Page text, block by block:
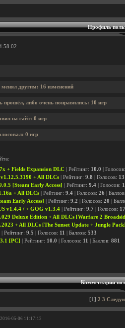
Профиль
другим: 16 изменений
прошёл, либо очень понравились: 10 игр
на сайт: 0 игр
0 игр
+ Fields Expansion DLC | Рейтинг: 10.0 | Голосов:
+ All DLCs | Рейтинг: 9.8 | Голосов:
[Steam Early Access] | Рейтинг: 9.4 | Голосов:
+ All DLCs | Рейтинг: 9.4 | Голосов: 26 | Баллов:
Early Access] | Рейтинг: 9.2 | Голосов: 20 |
v1.4.4 / + GOG v1.3.4 | Рейтинг: 9.7 | Голосов:
Deluxe Edition + All DLCs [Warfare 2
+ All DLCs [The Sunset Update + Jungle Pack]
| Рейтинг: 9.5 | Голосов: 11 | Баллов: 533
[PC] | Рейтинг: 10.0 | Голосов: 11 | Баллов: 881
Комментарии
[1] 2 3
2016-05-06 11:17:12